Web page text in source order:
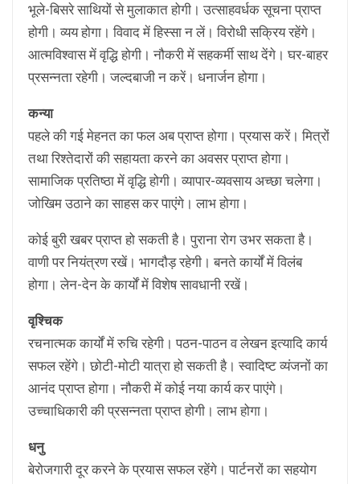
भूले-बिसरे साथियों से मुलाकात होगी। उत्साहवर्धक सूचना प्राप्त
होगी। व्यय होगा। विवाद में हिस्सा न लें। विरोधी सक्रिय रहेंगे।
आत्मविश्वास में वृद्धि होगी। नौकरी में सहकर्मी साथ देंगे। घर-बाहर
प्रसन्नता रहेगी। जल्दबाजी न करें। धनार्जन होगा।
कन्या
पहले की गई मेहनत का फल अब प्राप्त होगा। प्रयास करें। मित्रों
तथा रिश्तेदारों की सहायता करने का अवसर प्राप्त होगा।
सामाजिक प्रतिष्ठा में वृद्धि होगी। व्यापार-व्यवसाय अच्छा चलेगा।
जोखिम उठाने का साहस कर पाएंगे। लाभ होगा।
कोई बुरी खबर प्राप्त हो सकती है। पुराना रोग उभर सकता है।
वाणी पर नियंत्रण रखें। भागदौड़ रहेगी। बनते कार्यों में विलंब
होगा। लेन-देन के कार्यों में विशेष सावधानी रखें।
वृश्चिक
रचनात्मक कार्यों में रुचि रहेगी। पठन-पाठन व लेखन इत्यादि कार्य
सफल रहेंगे। छोटी-मोटी यात्रा हो सकती है। स्वादिष्ट व्यंजनों का
आनंद प्राप्त होगा। नौकरी में कोई नया कार्य कर पाएंगे।
उच्चाधिकारी की प्रसन्नता प्राप्त होगी। लाभ होगा।
धनु
बेरोजगारी दूर करने के प्रयास सफल रहेंगे। पार्टनरों का सहयोग